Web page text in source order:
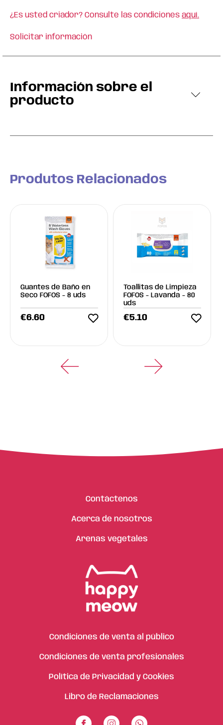
¿Es usted criador? Consulte las condiciones aquí.
Solicitar información
Información sobre el
producto
Produtos Relacionados
Guantes de Baño en
Seco FOFOS - 8 uds
€6.60
Toallitas de Limpieza
FOFOS - Lavanda - 80
uds
€5.10
Contáctenos
Acerca de nosotros
Arenas vegetales
Condiciones de venta al público
Condiciones de venta profesionales
Política de Privacidad y Cookies
Libro de Reclamaciones